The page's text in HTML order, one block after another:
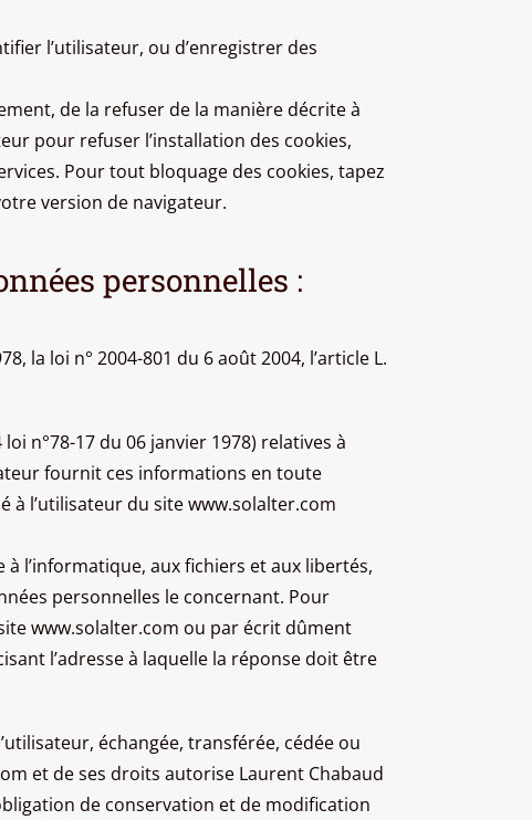
l’utilisateur, ou d’enregistrer des
de la refuser de la manière décrite à
pour refuser l’installation des cookies,
Pour tout bloquage des cookies, tapez
version de navigateur.
personnelles :
la loi n° 2004-801 du 6 août 2004, l’article L.
n°78-17 du 06 janvier 1978) relatives à
fournit ces informations en toute
à l’utilisateur du site www.solalter.com
l’informatique, aux fichiers et aux libertés,
personnelles le concernant. Pour
www.solalter.com ou par écrit dûment
l’adresse à laquelle la réponse doit être
échangée, transférée, cédée ou
et de ses droits autorise Laurent Chabaud
de conservation et de modification